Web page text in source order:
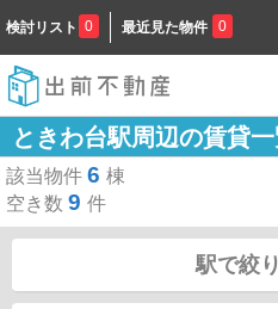
検討リスト 0 最近見た物件 0
ときわ台駅周辺の賃貸
該当物件 6 棟
空き数 9 件
駅で絞